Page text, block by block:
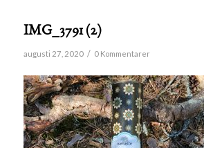
IMG_3791 (2)
augusti 27, 2020 / 0 Kommentarer